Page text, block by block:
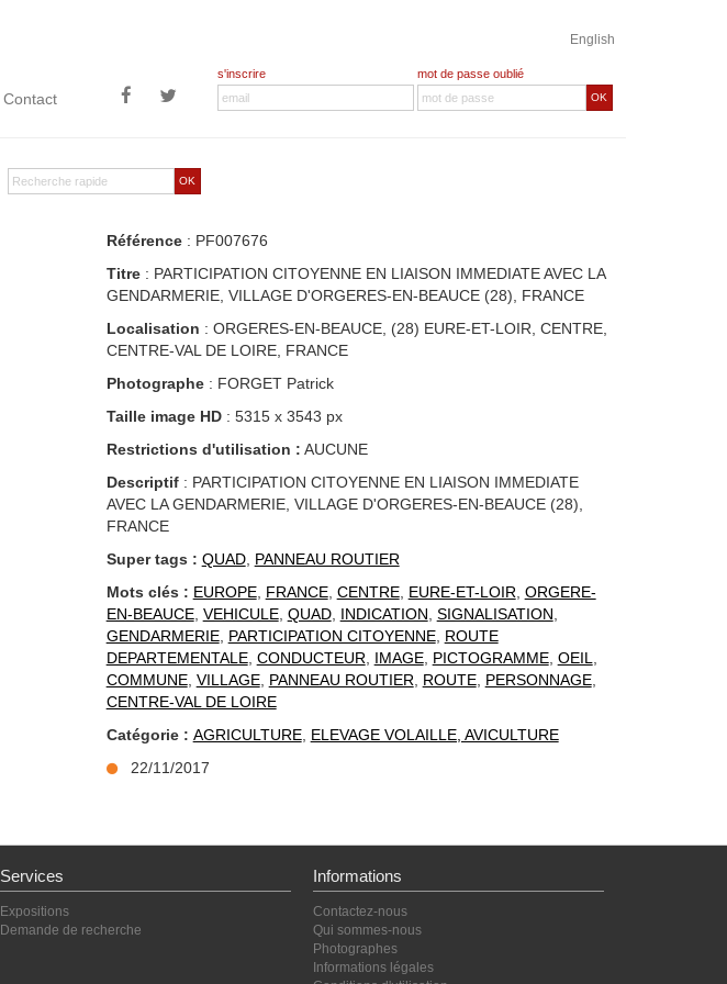
English
Contact
s'inscrire mot de passe oublié
OK
OK
Référence: PF007676
Titre: PARTICIPATION CITOYENNE EN LIAISON IMMEDIATE AVEC LA
GENDARMERIE, VILLAGE D'ORGERES-EN-BEAUCE (28), FRANCE
Localisation : ORGERES-EN-BEAUCE, (28) EURE-ET-LOIR, CENTRE,
CENTRE-VAL DE LOIRE, FRANCE
Photographe: FORGET Patrick
Taille image HD: 5315 x 3543 px
Restrictions d'utilisation : AUCUNE
Descriptif: PARTICIPATION CITOYENNE EN LIAISON IMMEDIATE
AVEC LA GENDARMERIE, VILLAGE D'ORGERES-EN-BEAUCE (28),
FRANCE
Super tags : QUAD, PANNEAU ROUTIER
Mots clés : EUROPE, FRANCE, CENTRE, EURE-ET-LOIR ORGERE-
EN-BEAUCE, VEHICULE, QUAD, INDICATION SIGNALISATION
GENDARMERIE, PARTICIPATION CITOYENNE, ROUTE
DEPARTEMENTALE, CONDUCTEUR IMAGE, PICTOGRAMME, OEIL
COMMUNE, VILLAGE, PANNEAU ROUTIER ROUTE, PERSONNAGE,
CENTRE-VAL DE LOIRE
Catégorie : AGRICULTURE, ELEVAGE VOLAILLE, AVICULTURE
22/11/2017
Services
Expositions
Demande de recherche
Informations
Contactez-nous
Qui sommes-nous
Photographes
Informations légales